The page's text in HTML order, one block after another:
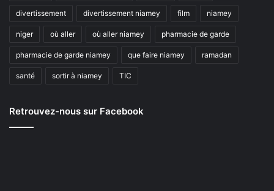
divertissement divertissement niamey film niamey
niger où aller où aller niamey pharmacie de garde
pharmacie de garde niamey que faire niamey ramadan
santé sortir à niamey TIC
Retrouvez-nous sur Facebook